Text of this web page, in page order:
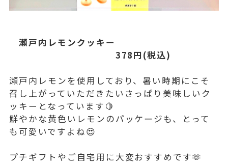
瀬戸内レモンクッキー
378円(税込)
瀬戸内レモンを使用しており、暑い時期にこそ
召し上がっていただきたいさっぱり美味しいク
ッキーとなっています🍋
鮮やかな黄色いレモンのパッケージも、とって
も可愛いですよね😍
プチギフトやご自宅用に大変おすすめです🫶